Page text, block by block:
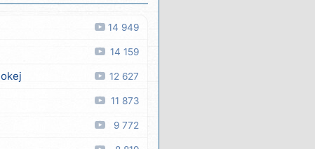
14 949
14 159
12 627
11 873
9 772